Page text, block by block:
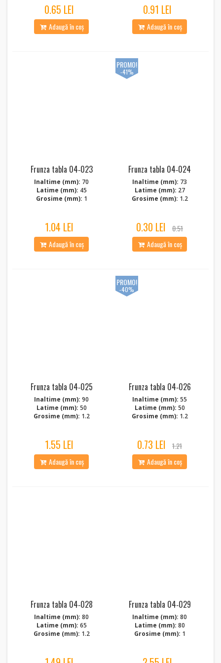
0.65 LEI
Adaugă în coș
0.91 LEI
Adaugă în coș
Frunza tabla 04‑023
Inaltime (mm): 70
Latime (mm): 45
Grosime (mm): 1
1.04 LEI
Adaugă în coș
Frunza tabla 04‑024
Inaltime (mm): 73
Latime (mm): 27
Grosime (mm): 1.2
0.30 LEI
0.51
Adaugă în coș
PROMO!
-41%
Frunza tabla 04‑025
Inaltime (mm): 90
Latime (mm): 50
Grosime (mm): 1.2
1.55 LEI
Adaugă în coș
Frunza tabla 04‑026
Inaltime (mm): 55
Latime (mm): 50
Grosime (mm): 1.2
0.73 LEI
1.21
Adaugă în coș
PROMO!
-40%
Frunza tabla 04‑028
Inaltime (mm): 80
Latime (mm): 65
Grosime (mm): 1.2
Frunza tabla 04‑029
Inaltime (mm): 80
Latime (mm): 80
Grosime (mm): 1